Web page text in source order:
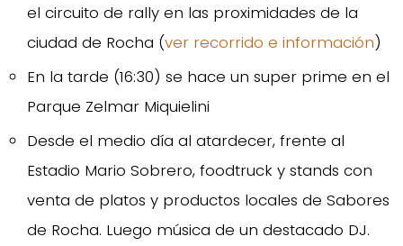
el circuito de rally en las proximidades de la
ciudad de Rocha (ver recorrido e información)
En la tarde (16:30) se hace un super prime en el
Parque Zelmar Miquielini
Desde el medio día al atardecer, frente al
Estadio Mario Sobrero, foodtruck y stands con
venta de platos y productos locales de Sabores
de Rocha. Luego música de un destacado DJ.